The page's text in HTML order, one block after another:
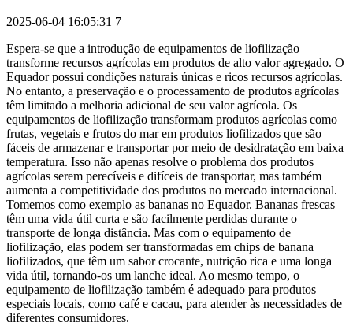
2025-06-04 16:05:31 7
Espera-se que a introdução de equipamentos de liofilização
transforme recursos agrícolas em produtos de alto valor agregado. O
Equador possui condições naturais únicas e ricos recursos agrícolas.
No entanto, a preservação e o processamento de produtos agrícolas
têm limitado a melhoria adicional de seu valor agrícola. Os
equipamentos de liofilização transformam produtos agrícolas como
frutas, vegetais e frutos do mar em produtos liofilizados que são
fáceis de armazenar e transportar por meio de desidratação em baixa
temperatura. Isso não apenas resolve o problema dos produtos
agrícolas serem perecíveis e difíceis de transportar, mas também
aumenta a competitividade dos produtos no mercado internacional.
Tomemos como exemplo as bananas no Equador. Bananas frescas
têm uma vida útil curta e são facilmente perdidas durante o
transporte de longa distância. Mas com o equipamento de
liofilização, elas podem ser transformadas em chips de banana
liofilizados, que têm um sabor crocante, nutrição rica e uma longa
vida útil, tornando-os um lanche ideal. Ao mesmo tempo, o
equipamento de liofilização também é adequado para produtos
especiais locais, como café e cacau, para atender às necessidades de
diferentes consumidores.